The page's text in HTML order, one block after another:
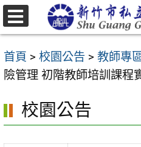
跳
至
要
內
區
首頁 > 校園公告 > 教師專
險管理 初階教師培訓課程
校園公告
選
單